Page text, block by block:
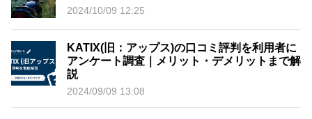
2024/10/09 12:25
KATIX(旧：アップス)の口コミ評判を利用者に
アンケート調査｜メリット・デメリットまで解
説
2024/09/09 13:08